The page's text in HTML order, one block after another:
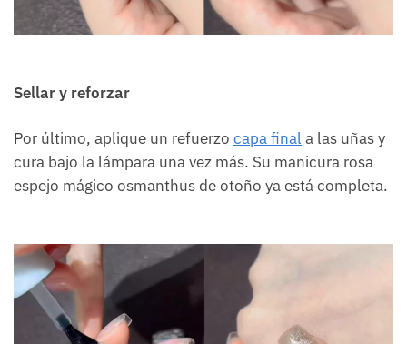
Sellar y reforzar
Por último, aplique un refuerzo capa final a las uñas y
cura bajo la lámpara una vez más. Su manicura rosa
espejo mágico osmanthus de otoño ya está completa.